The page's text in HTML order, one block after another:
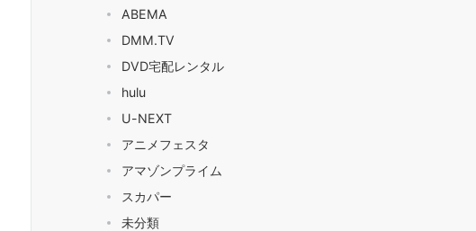
ABEMA
DMM.TV
DVD宅配レンタル
hulu
U-NEXT
アニメフェスタ
アマゾンプライム
スカパー
未分類